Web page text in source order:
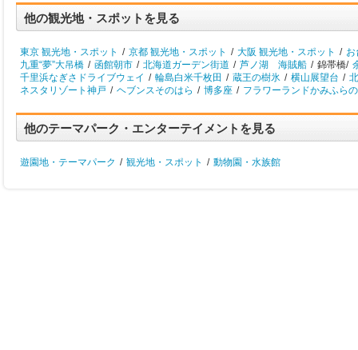
他の観光地・スポットを見る
東京 観光地・スポット / 京都 観光地・スポット / 大阪 観光地・スポット / お
九重“夢”大吊橋 / 函館朝市 / 北海道ガーデン街道 / 芦ノ湖 海賊船 / 錦帯橋/
千里浜なぎさドライブウェイ / 輪島白米千枚田 / 蔵王の樹氷 / 横山展望台 /
ネスタリゾート神戸 / ヘブンスそのはら / 博多座 / フラワーランドかみふらの
他のテーマパーク・エンターテイメントを見る
遊園地・テーマパーク / 観光地・スポット / 動物園・水族館